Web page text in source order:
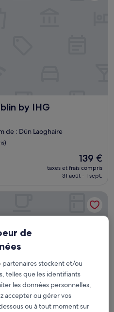
by IHG
IHG
de : Dún Laoghaire
Le
nouveau
prix
de
139 €
139 €
taxes et frais compris
31 août - 1 sept.
de
partenaires stockent et/ou
telles que les identifiants
les données personnelles,
accepter ou gérer vos
ou à tout moment sur